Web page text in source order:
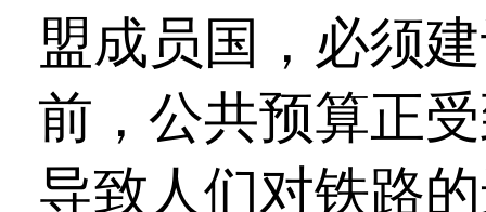
盟成员国，必须
前，公共预算正
导致人们对铁路